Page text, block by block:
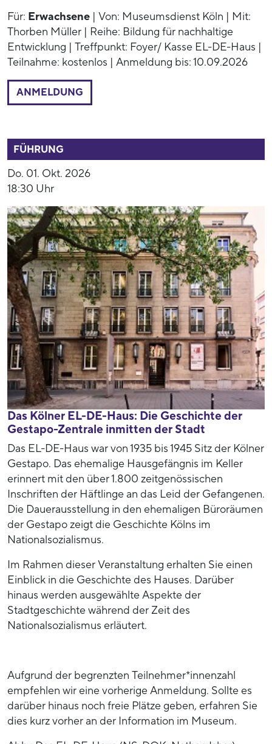
Für: Erwachsene | Von: Museumsdienst Köln | Mit:
Thorben Müller | Reihe: Bildung für nachhaltige
Entwicklung | Treffpunkt: Foyer/ Kasse EL-DE-Haus |
Teilnahme: kostenlos | Anmeldung bis: 10.09.2026
ANMELDUNG
FÜHRUNG
Do. 01. Okt. 2026
18:30 Uhr
Das Kölner EL-DE-Haus: Die Geschichte der
Gestapo-Zentrale inmitten der Stadt
Das EL-DE-Haus war von 1935 bis 1945 Sitz der Kölner
Gestapo. Das ehemalige Hausgefängnis im Keller
erinnert mit den über 1.800 zeitgenössischen
Inschriften der Häftlinge an das Leid der Gefangenen.
Die Dauerausstellung in den ehemaligen Büroräumen
der Gestapo zeigt die Geschichte Kölns im
Nationalsozialismus.
Im Rahmen dieser Veranstaltung erhalten Sie einen
Einblick in die Geschichte des Hauses. Darüber
hinaus werden ausgewählte Aspekte der
Stadtgeschichte während der Zeit des
Nationalsozialismus erläutert.
Aufgrund der begrenzten Teilnehmer*innenzahl
empfehlen wir eine vorherige Anmeldung. Sollte es
darüber hinaus noch freie Plätze geben, erfahren Sie
dies kurz vorher an der Information im Museum.